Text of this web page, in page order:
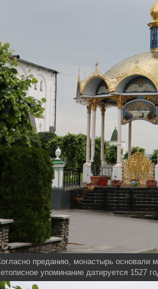
преданию, монастырь основали
упоминание датируется 1527